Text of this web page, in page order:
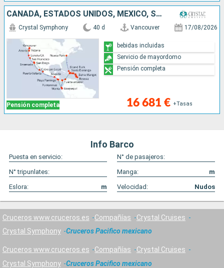
CANADÁ, ESTADOS UNIDOS, MÉXICO, SALVADOR, COSTA RICA, ECUADOR, PANAMÁ, COLOMBIA, REPÚBLICA DOMINICANA, PORTO RICO, SANTA LUCIA, DOMINICA, BARBADOS, ANTIGUA Y BARBUDA, JOST VAN DYKE, ISLAS TURCAS Y CAI
Pensión completa
Crystal Symphony 40 d Vancouver 17/08/2026
16 681 € +Tasas
bebidas incluidas
Servicio de mayordomo
Pensión completa
Info Barco
Puesta en servicio:
N° de pasajeros:
N° tripunlates:
Manga:
m
Eslora:
m Velocidad: Nudos
Cruceros www.cruceros.es Compañías
Crystal Cruises
Crystal Symphony
Cruceros Pacifico mexicano
Cruceros www.cruceros.es Compañías
Crystal Cruises
Crystal Symphony
Cruceros Pacifico mexicano